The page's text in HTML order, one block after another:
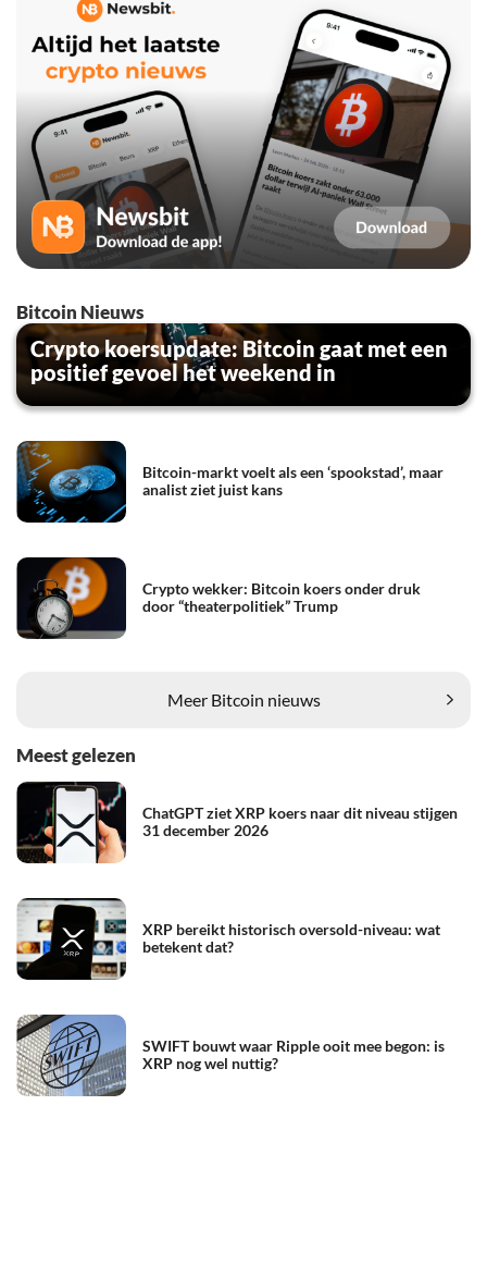
Bitcoin Nieuws
Crypto koersupdate: Bitcoin gaat met een
positief gevoel het weekend in
Bitcoin-markt voelt als een ‘spookstad’, maar
analist ziet juist kans
Crypto wekker: Bitcoin koers onder druk
door “theaterpolitiek” Trump
Meer Bitcoin nieuws
Meest gelezen
ChatGPT ziet XRP koers naar dit niveau stijgen
31 december 2026
XRP bereikt historisch oversold-niveau: wat
betekent dat?
SWIFT bouwt waar Ripple ooit mee begon: is
XRP nog wel nuttig?